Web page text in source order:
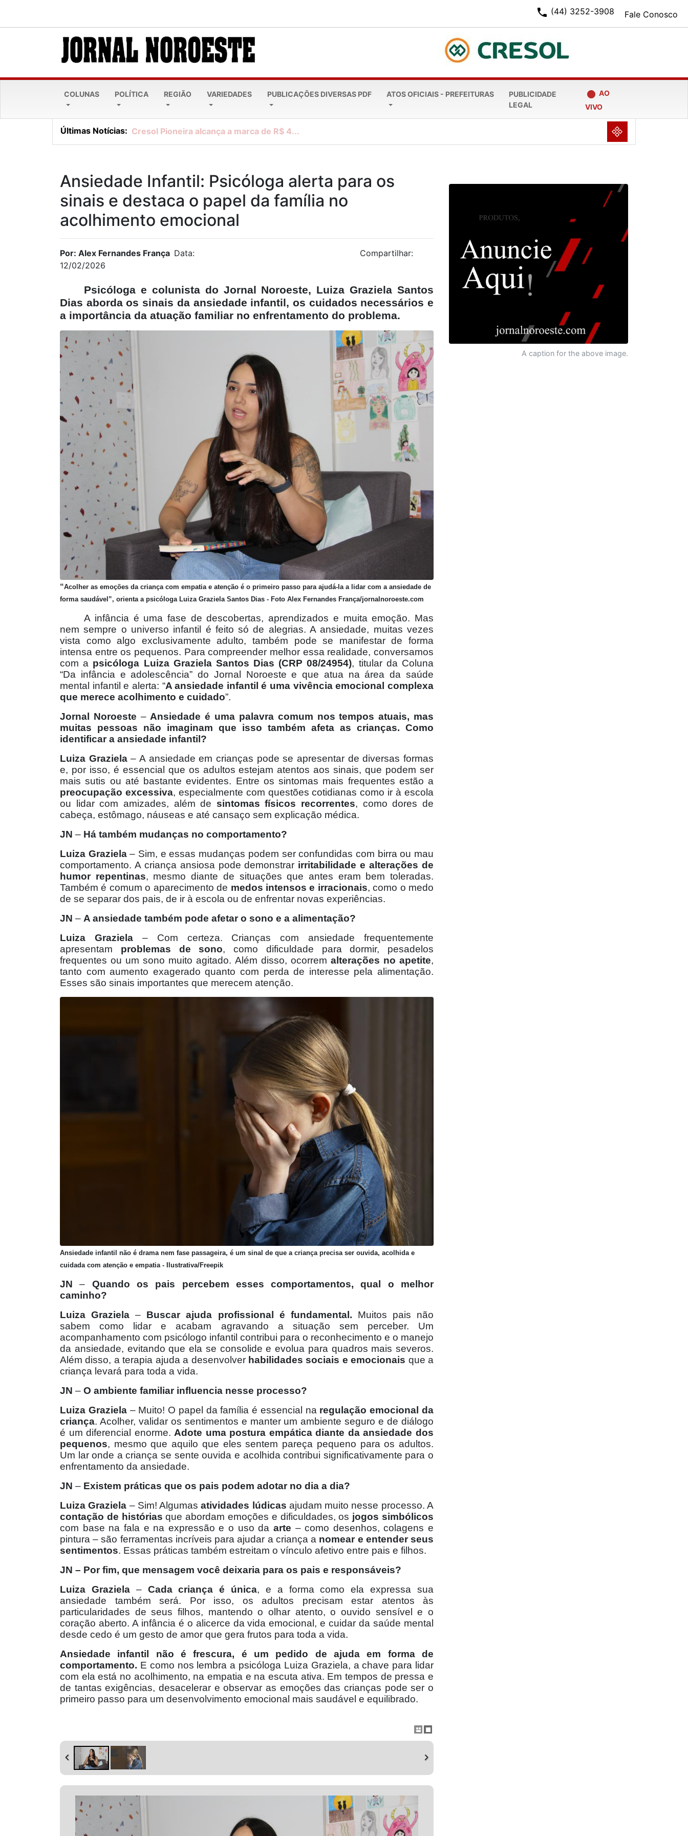
Fale Conosco
phone (44) 3252-3908
COLUNAS POLÍTICA REGIÃO VARIEDADES PUBLICAÇÕES DIVERSAS PDF ATOS OFICIAIS - PREFEITURAS
PUBLICIDADE
LEGAL
fiber_manual_record AO
VIVO
Últimas Notícias: Cresol Pioneira alcança a marca de R$ 4... NULL
Ansiedade Infantil: Psicóloga alerta para os
sinais e destaca o papel da família no
acolhimento emocional
Por: Alex Fernandes França Data:
12/02/2026
Compartilhar:
Psicóloga e colunista do Jornal Noroeste, Luiza Graziela Santos
Dias aborda os sinais da ansiedade infantil, os cuidados necessários e
a importância da atuação familiar no enfrentamento do problema.
“Acolher as emoções da criança com empatia e atenção é o primeiro passo para ajudá-la a lidar com a ansiedade de
forma saudável”, orienta a psicóloga Luiza Graziela Santos Dias - Foto Alex Fernandes França/jornalnoroeste.com
A infância é uma fase de descobertas, aprendizados e muita emoção. Mas
nem sempre o universo infantil é feito só de alegrias. A ansiedade, muitas vezes
vista como algo exclusivamente adulto, também pode se manifestar de forma
intensa entre os pequenos. Para compreender melhor essa realidade, conversamos
com a psicóloga Luiza Graziela Santos Dias (CRP 08/24954), titular da Coluna
“Da infância e adolescência” do Jornal Noroeste e que atua na área da saúde
mental infantil e alerta: “A ansiedade infantil é uma vivência emocional complexa
que merece acolhimento e cuidado”.
Jornal Noroeste – Ansiedade é uma palavra comum nos tempos atuais, mas
muitas pessoas não imaginam que isso também afeta as crianças. Como
identificar a ansiedade infantil?
Luiza Graziela– A ansiedade em crianças pode se apresentar de diversas formas
e, por isso, é essencial que os adultos estejam atentos aos sinais, que podem ser
mais sutis ou até bastante evidentes. Entre os sintomas mais frequentes estão a
preocupação excessiva, especialmente com questões cotidianas como ir à escola
ou lidar com amizades, além de sintomas físicos recorrentes, como dores de
cabeça, estômago, náuseas e até cansaço sem explicação médica.
JN – Há também mudanças no comportamento?
Luiza Graziela– Sim, e essas mudanças podem ser confundidas com birra ou mau
comportamento. A criança ansiosa pode demonstrar irritabilidade e alterações de
humor repentinas, mesmo diante de situações que antes eram bem toleradas.
Também é comum o aparecimento de medos intensos e irracionais, como o medo
de se separar dos pais, de ir à escola ou de enfrentar novas experiências.
JN – A ansiedade também pode afetar o sono e a alimentação?
Luiza Graziela– Com certeza. Crianças com ansiedade frequentemente
apresentam problemas de sono, como dificuldade para dormir, pesadelos
frequentes ou um sono muito agitado. Além disso, ocorrem alterações no apetite,
tanto com aumento exagerado quanto com perda de interesse pela alimentação.
Esses são sinais importantes que merecem atenção.
Ansiedade infantil não é drama nem fase passageira, é um sinal de que a criança precisa ser ouvida, acolhida e
cuidada com atenção e empatia - Ilustrativa/Freepik
JN – Quando os pais percebem esses comportamentos, qual o melhor
caminho?
Luiza Graziela – Buscar ajuda profissional é fundamental. Muitos pais não
sabem como lidar e acabam agravando a situação sem perceber. Um
acompanhamento com psicólogo infantil contribui para o reconhecimento e o manejo
da ansiedade, evitando que ela se consolide e evolua para quadros mais severos.
Além disso, a terapia ajuda a desenvolver habilidades sociais e emocionais que a
criança levará para toda a vida.
JN – O ambiente familiar influencia nesse processo?
Luiza Graziela– Muito! O papel da família é essencial na regulação emocional da
criança. Acolher, validar os sentimentos e manter um ambiente seguro e de diálogo
é um diferencial enorme. Adote uma postura empática diante da ansiedade dos
pequenos, mesmo que aquilo que eles sentem pareça pequeno para os adultos.
Um lar onde a criança se sente ouvida e acolhida contribui significativamente para o
enfrentamento da ansiedade.
JN – Existem práticas que os pais podem adotar no dia a dia?
Luiza Graziela – Sim! Algumasatividades lúdicas ajudam muito nesse processo. A
contação de histórias que abordam emoções e dificuldades, os jogos simbólicos
com base na fala e na expressão e o uso da arte – como desenhos, colagens e
pintura – são ferramentas incríveis para ajudar a criança a nomear e entender seus
sentimentos. Essas práticas também estreitam o vínculo afetivo entre pais e filhos.
JN – Por fim, que mensagem você deixaria para os pais e responsáveis?
Luiza Graziela– Cada criança é única, e a forma como ela expressa sua
ansiedade também será. Por isso, os adultos precisam estar atentos às
particularidades de seus filhos, mantendo o olhar atento, o ouvido sensível e o
coração aberto. A infância é o alicerce da vida emocional, e cuidar da saúde mental
desde cedo é um gesto de amor que gera frutos para toda a vida.
Ansiedade infantil não é frescura, é um pedido de ajuda em forma de
comportamento. E como nos lembra a psicóloga Luiza Graziela, a chave para lidar
com ela está no acolhimento, na empatia e na escuta ativa. Em tempos de pressa e
de tantas exigências, desacelerar e observar as emoções das crianças pode ser o
primeiro passo para um desenvolvimento emocional mais saudável e equilibrado.
A caption for the above image.